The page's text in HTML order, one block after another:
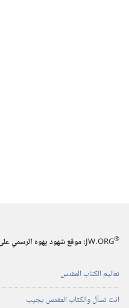
JW.ORG® :‏ موقع شهود يهوه الرسمي
تعاليم الكتاب المقدس
انت تسأل والكتاب المقدس يجيب